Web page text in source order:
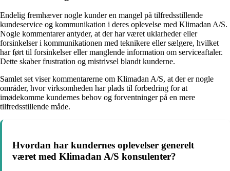
Endelig fremhæver nogle kunder en mangel på tilfredsstillende
kundeservice og kommunikation i deres oplevelse med Klimadan A/S.
Nogle kommentarer antyder, at der har været uklarheder eller
forsinkelser i kommunikationen med teknikere eller sælgere, hvilket
har ført til forsinkelser eller manglende information om serviceaftaler.
Dette skaber frustration og mistrivsel blandt kunderne.
Samlet set viser kommentarerne om Klimadan A/S, at der er nogle
områder, hvor virksomheden har plads til forbedring for at
imødekomme kundernes behov og forventninger på en mere
tilfredsstillende måde.
Hvordan har kundernes oplevelser generelt
været med Klimadan A/S konsulenter?